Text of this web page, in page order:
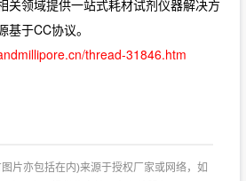
关领域提供一站式耗材试剂仪器解决方
于CC协议。
thread-31846.htm
片亦包括在内)来源于授权厂家或网络，如